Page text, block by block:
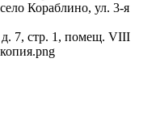
Кораблино, ул. 3-я
7, стр. 1, помещ. VIII